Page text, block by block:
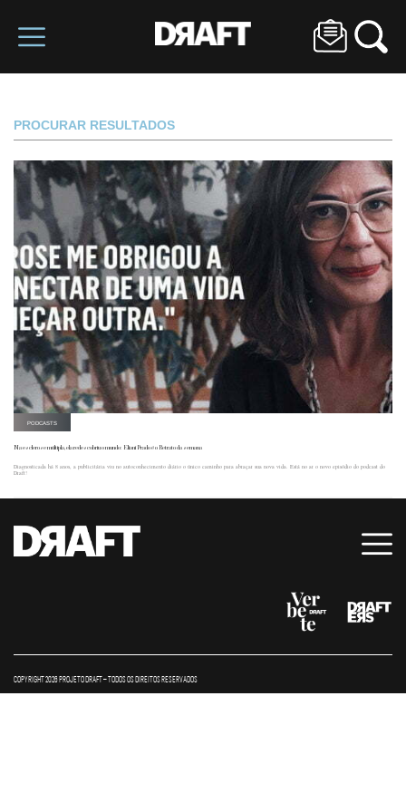
PROCURAR RESULTADOS
PODCASTS
Na esclerose múltipla, ela redescobriu o mundo: Eliani Prado é o Retrato da semana
Diagnosticada há 8 anos, a publicitária viu no autoconhecimento diário o único caminho para abraçar sua nova vida. Está no ar o novo episódio do podcast do
Draft!
COPYRIGHT 2026 PROJETO DRAFT – TODOS OS DIREITOS RESERVADOS